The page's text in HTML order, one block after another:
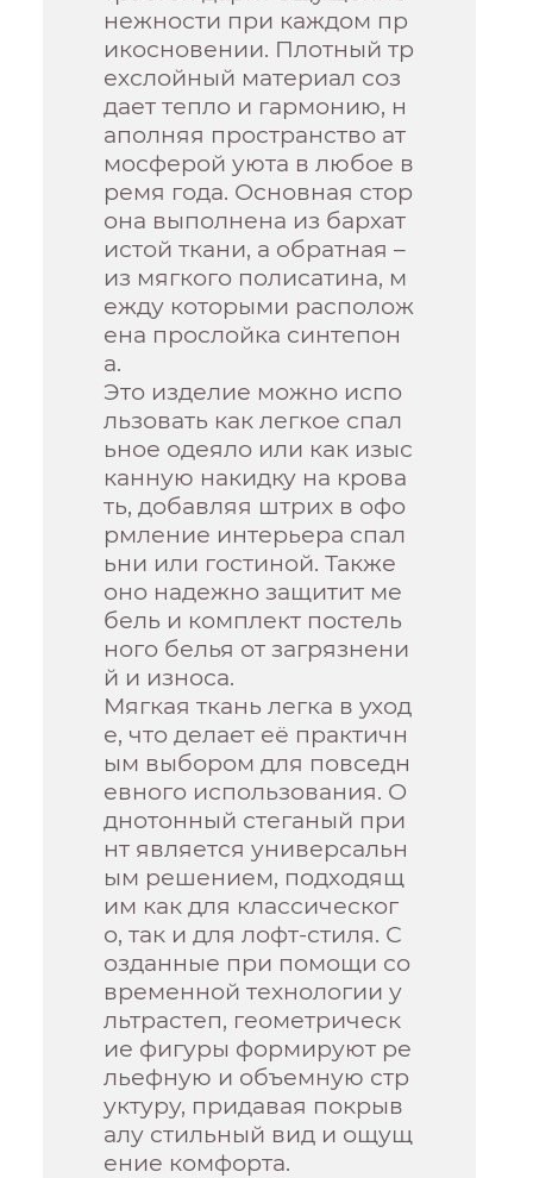
нежности при каждом пр
икосновении. Плотный тр
ехслойный материал соз
дает тепло и гармонию, н
аполняя пространство ат
мосферой уюта в любое в
ремя года. Основная стор
она выполнена из бархат
истой ткани, а обратная –
из мягкого полисатина, м
ежду которыми располож
ена прослойка синтепон
а.
Это изделие можно испо
льзовать как легкое спал
ьное одеяло или как изыс
канную накидку на крова
ть, добавляя штрих в офо
рмление интерьера спал
ьни или гостиной. Также
оно надежно защитит ме
бель и комплект постель
ного белья от загрязнени
й и износа.
Мягкая ткань легка в уход
е, что делает её практичн
ым выбором для повседн
евного использования. О
днотонный стеганый при
нт является универсальн
ым решением, подходящ
им как для классическог
о, так и для лофт-стиля. С
озданные при помощи со
временной технологии у
льтрастеп, геометрическ
ие фигуры формируют ре
льефную и объемную стр
уктуру, придавая покрыв
алу стильный вид и ощущ
ение комфорта.